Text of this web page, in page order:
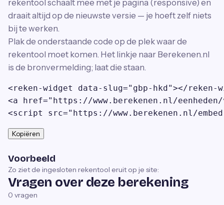
rekentool schaalt mee met je pagina (responsive) en
draait altijd op de nieuwste versie — je hoeft zelf niets
bij te werken.
Plak de onderstaande code op de plek waar de
rekentool moet komen. Het linkje naar Berekenen.nl
is de bronvermelding; laat die staan.
<reken-widget data-slug="gbp-hkd"></reken-
<a href="https://www.berekenen.nl/
<script src="https://www.berekenen.nl/
Kopiëren
Voorbeeld
Zo ziet de ingesloten rekentool eruit op je site:
Vragen over deze berekening
0 vragen